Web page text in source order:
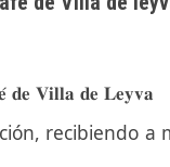
𝐕𝐢𝐥𝐥𝐚 𝐝𝐞 𝐋𝐞𝐲𝐯𝐚
recibiendo a